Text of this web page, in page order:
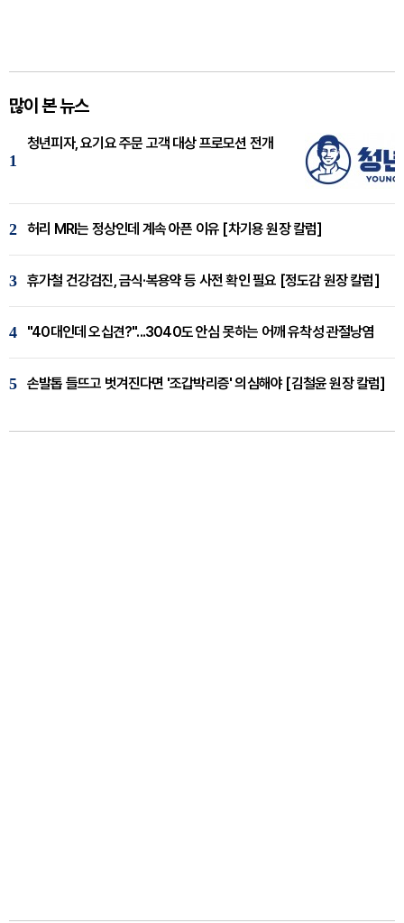
많이 본 뉴스
1
청년피자, 요기요 주문 고객 대상 프로모션 전개
2 허리 MRI는 정상인데 계속 아픈 이유 [차기용 원장 칼럼]
3 휴가철 건강검진, 금식·복용약 등 사전 확인 필요 [정도감 원장 칼럼]
4 "40대인데 오십견?"...3040도 안심 못하는 어깨 유착성 관절낭염
5 손발톱 들뜨고 벗겨진다면 '조갑박리증' 의심해야 [김철윤 원장 칼럼]